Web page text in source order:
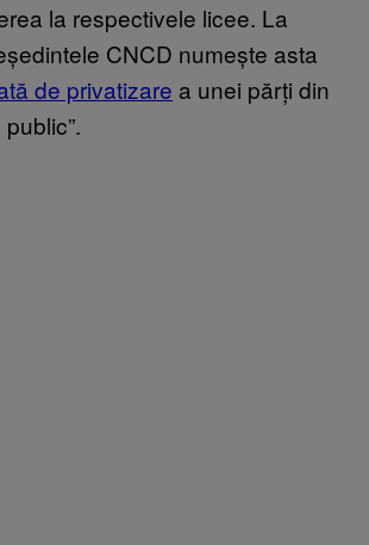
la respectivele licee. La
CNCD numește asta
de privatizare a unei părți din